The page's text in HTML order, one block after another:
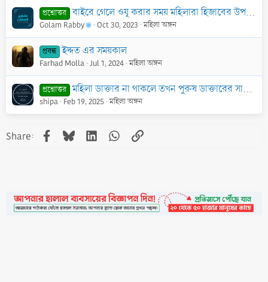
প্রশ্নোত্তর বাইরে গেলে ওযূ করার সময় মহিলারা হিজাবের উপর মাথা মাসাহ করতে পারবে কি?
Golam Rabby Oct 30, 2023 মহিলা অঙ্গন
প্রবন্ধ ইদ্দত এর সময়কাল
Farhad Molla Jul 1, 2024 মহিলা অঙ্গন
প্রশ্নোত্তর মহিলা ডাক্তার না থাকলে তখন পুরুষ ডাক্তারের সামনে ডেলিভারির সময় মহিলাদের গোপন স্থান বের করা কি গুনাহ হবে?
shipa Feb 19, 2025 মহিলা অঙ্গন
Share: Facebook
BlueskyLinkedInWhatsApp
Link